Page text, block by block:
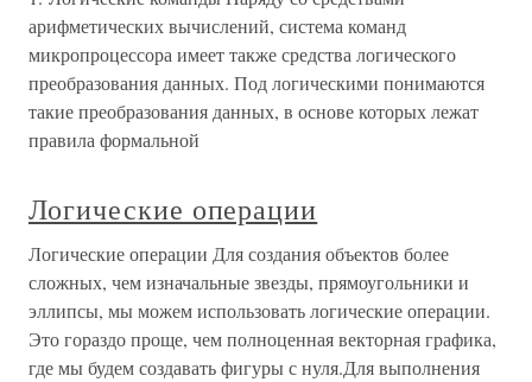
арифметических вычислений, система команд
микропроцессора имеет также средства логического
преобразования данных. Под логическими понимаются
такие преобразования данных, в основе которых лежат
правила формальной
Логические операции
Логические операции Для создания объектов более
сложных, чем изначальные звезды, прямоугольники и
эллипсы, мы можем использовать логические операции.
Это гораздо проще, чем полноценная векторная графика,
где мы будем создавать фигуры с нуля.Для выполнения